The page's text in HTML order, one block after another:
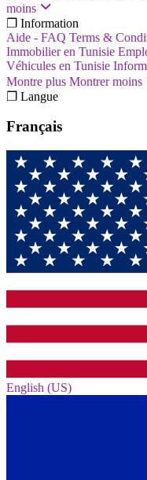
moins
❐ Information
Aide - FAQ Terms &
Immobilier en Tunisie
Véhicules en Tunisie
Montre plus Montrer moins
❐ Langue
Français
English (US)‎